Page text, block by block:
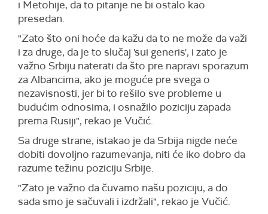
i Metohije, da to pitanje ne bi ostalo kao
presedan.
"Zato što oni hoće da kažu da to ne može da važi
i za druge, da je to slučaj 'sui generis', i zato je
važno Srbiju naterati da što pre napravi sporazum
za Albancima, ako je moguće pre svega o
nezavisnosti, jer bi to rešilo sve probleme u
budućim odnosima, i osnažilo poziciju zapada
prema Rusiji", rekao je Vučić.
Sa druge strane, istakao je da Srbija nigde neće
dobiti dovoljno razumevanja, niti će iko dobro da
razume težinu poziciju Srbije.
"Zato je važno da čuvamo našu poziciju, a do
sada smo je sačuvali i izdržali", rekao je Vučić.